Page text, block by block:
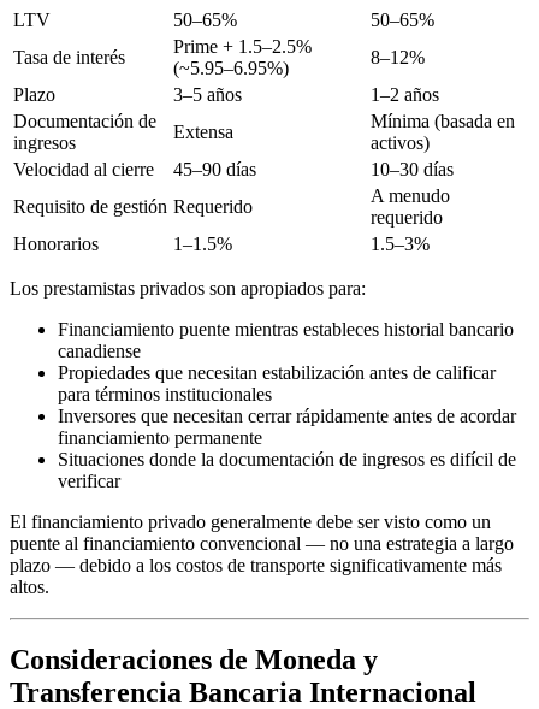
LTV
50–65%
50–65%
Tasa de interés
Prime + 1.5–2.5%
(~5.95–6.95%)
8–12%
Plazo
3–5 años
1–2 años
Documentación de
ingresos
Extensa
Mínima (basada en
activos)
Velocidad al cierre
45–90 días
10–30 días
Requisito de gestión Requerido
A menudo
requerido
Honorarios
1–1.5% 1.5–3%
Los prestamistas privados son apropiados para:
Financiamiento puente mientras estableces historial bancario
canadiense
Propiedades que necesitan estabilización antes de calificar
para términos institucionales
Inversores que necesitan cerrar rápidamente antes de acordar
financiamiento permanente
Situaciones donde la documentación de ingresos es difícil de
verificar
El financiamiento privado generalmente debe ser visto como un
puente al financiamiento convencional — no una estrategia a largo
plazo — debido a los costos de transporte significativamente más
altos.
Consideraciones de Moneda y
Transferencia Bancaria Internacional